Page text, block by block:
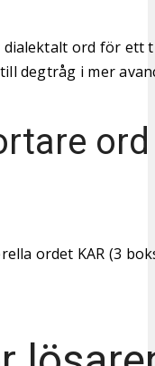
dialektalt ord för ett
degtråg i mer
ordet KAR (3